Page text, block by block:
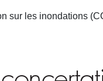
sur les inondations